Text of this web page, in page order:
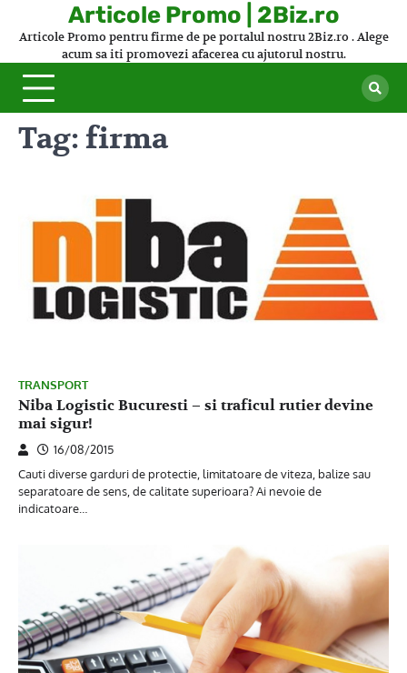
Articole Promo | 2Biz.ro
Articole Promo pentru firme de pe portalul nostru 2Biz.ro . Alege
acum sa iti promovezi afacerea cu ajutorul nostru.
Tag: firma
TRANSPORT
Niba Logistic Bucuresti – si traficul rutier devine
mai sigur!
16/08/2015
Cauti diverse garduri de protectie, limitatoare de viteza, balize sau
separatoare de sens, de calitate superioara? Ai nevoie de
indicatoare…